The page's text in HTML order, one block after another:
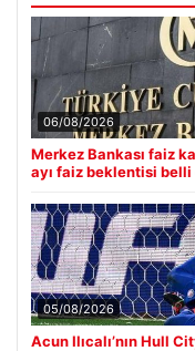
06/08/2026
Merkez Bankası faiz
ayı faiz beklentisi belli
05/08/2026
Acun Ilıcalı’nın Hull